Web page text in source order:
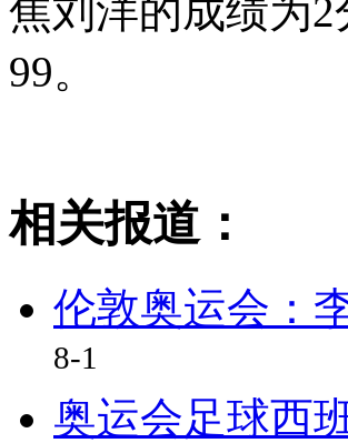
焦刘洋的成绩为
99。
相关报道：
伦敦奥运会：
8-1
奥运会足球西